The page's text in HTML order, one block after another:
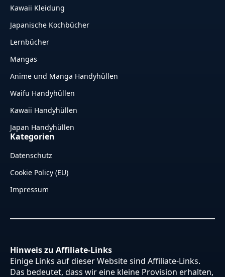
Kawaii Kleidung
Japanische Kochbücher
Lernbücher
Mangas
Anime und Manga Handyhüllen
Waifu Handyhüllen
Kawaii Handyhüllen
Japan Handyhüllen
Kategorien
Datenschutz
Cookie Policy (EU)
Impressum
Hinweis zu Affiliate-Links
Einige Links auf dieser Website sind Affiliate-Links.
Das bedeutet, dass wir eine kleine Provision erhalten,